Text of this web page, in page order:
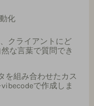
化
クライアントにど
な言葉で質問でき
を組み合わせたカス
で作成しま